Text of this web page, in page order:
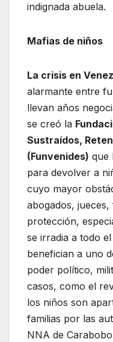
indignada abuela.
Mafias de niños
La crisis en
alarmante entre
llevan años
se creó la
Sustraídos,
(Funvenides) que
para devolver a
cuyo mayor
abogados,
protección,
se irradia a todo
benefician a uno
poder político,
casos, como el
los niños son
familias por las
NNA de